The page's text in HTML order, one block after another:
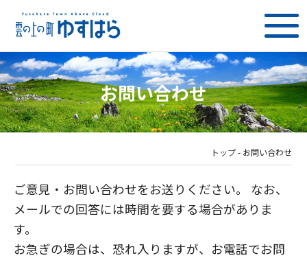
お問い合わせ
トップ - お問い合わせ
ご意見・お問い合わせをお送りください。 なお、
メールでの回答には時間を要する場合がありま
す。
お急ぎの場合は、恐れ入りますが、お電話でお問